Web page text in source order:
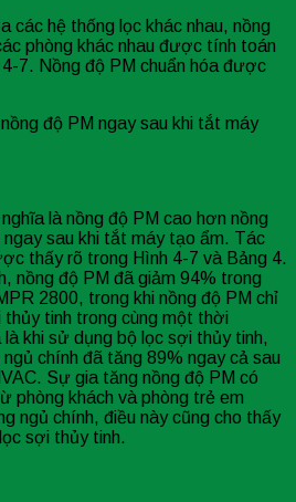
các hệ thống lọc khác nhau, nồng
phòng khác nhau được tính toán
7. Nồng độ PM chuẩn hóa được
độ PM ngay sau khi tắt máy
là nồng độ PM cao hơn nồng
ngay sau khi tắt máy tạo ẩm. Tác
thấy rõ trong Hình 4-7 và Bảng 4.
nồng độ PM đã giảm 94% trong
2800, trong khi nồng độ PM chỉ
tinh trong cùng một thời
khi sử dụng bộ lọc sợi thủy tinh,
chính đã tăng 89% ngay cả sau
Sự gia tăng nồng độ PM có
phòng khách và phòng trẻ em
ngủ chính, điều này cũng cho thấy
sợi thủy tinh.